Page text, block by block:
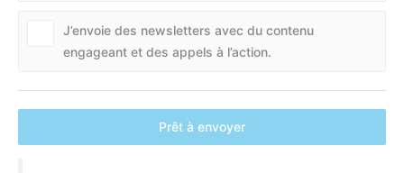
J’envoie des newsletters avec du contenu
engageant et des appels à l’action.
Prêt à envoyer